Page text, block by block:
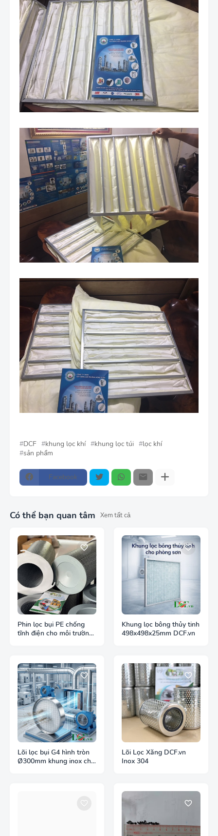
DCF khung lọc khí khung lọc túi
lọc khí
sản phẩm
Facebook
Có thể bạn quan tâm Xem tất cả
Phin lọc bụi PE chống
tĩnh điện cho môi trường
Khung lọc bông thủy tinh
498x498x25mm DCF.vn
Lõi lọc bụi G4 hình tròn
Ø300mm khung inox cho
Lõi Lọc Xăng DCF.vn
Inox 304